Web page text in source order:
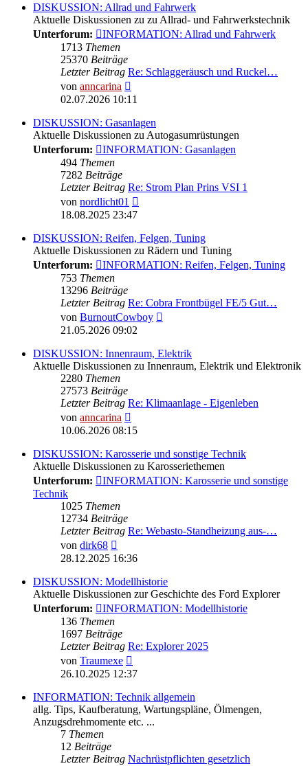
DISKUSSION: Allrad und Fahrwerk
Aktuelle Diskussionen zu zu Allrad- und Fahrwerkstechnik
Unterforum:
INFORMATION: Allrad und Fahrwerk
1713 Themen
25370 Beiträge
Letzter Beitrag Re: Schlaggeräusch und Ruckel…
von anncarina
Beitrag
02.07.2026 10:11
DISKUSSION: Gasanlagen
Aktuelle Diskussionen zu Autogasumrüstungen
Unterforum:
INFORMATION: Gasanlagen
494 Themen
7282 Beiträge
Letzter Beitrag Re: Strom Plan Prins VSI 1
von nordlicht01
18.08.2025 23:47
DISKUSSION: Reifen, Felgen, Tuning
Aktuelle Diskussionen zu Rädern und Tuning
Unterforum:
INFORMATION: Reifen, Felgen, Tuning
753 Themen
13296 Beiträge
Letzter Beitrag Re: Cobra Frontbügel FE/5 Gut…
von BurnoutCowboy
21.05.2026 09:02
DISKUSSION: Innenraum, Elektrik
Aktuelle Diskussionen zu Innenraum, Elektrik und Elektronik
2280 Themen
27573 Beiträge
Letzter Beitrag Re: Klimaanlage - Eigenleben
von anncarina
Beitrag
10.06.2026 08:15
DISKUSSION: Karosserie und sonstige Technik
Aktuelle Diskussionen zu Karosseriethemen
Unterforum:
INFORMATION: Karosserie und sonstige
Technik
1025 Themen
12734 Beiträge
Letzter Beitrag Re: Webasto-Standheizung aus-…
von dirk68
Beitrag
28.12.2025 16:36
DISKUSSION: Modellhistorie
Aktuelle Diskussionen zur Geschichte des Ford Explorer
Unterforum:
INFORMATION: Modellhistorie
136 Themen
1697 Beiträge
Letzter Beitrag Re: Explorer 2025
von Traumexe
Beitrag
26.10.2025 12:37
INFORMATION: Technik allgemein
allg. Tips, Kaufberatung, Wartungspläne, Ölmengen,
Anzugsdrehmomente etc. ...
7 Themen
12 Beiträge
Letzter Beitrag Nachrüstpflichten gesetzlich